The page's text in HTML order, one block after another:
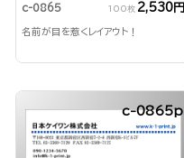
c-0865 100枚 2,530円
名前が目を惹くレイアウト！
c-0865p